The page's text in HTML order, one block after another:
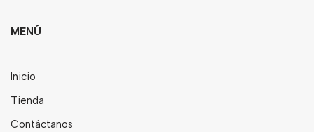
MENÚ
Inicio
Tienda
Contáctanos